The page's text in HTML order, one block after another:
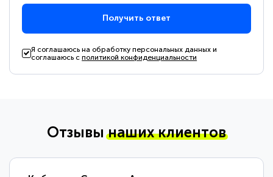
Получить ответ
Я соглашаюсь на обработку персональных данных и
соглашаюсь сполитикой конфиденциальности
Отзывынаших клиентов